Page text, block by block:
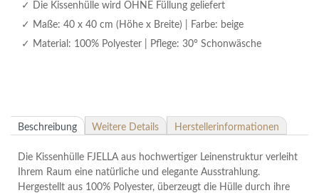
Die Kissenhülle wird OHNE Füllung geliefert
Maße: 40 x 40 cm (Höhe x Breite) | Farbe: beige
Material: 100% Polyester | Pflege: 30° Schonwäsche
Beschreibung Weitere Details Herstellerinformationen
Die Kissenhülle FJELLA aus hochwertiger Leinenstruktur verleiht
Ihrem Raum eine natürliche und elegante Ausstrahlung.
Hergestellt aus 100% Polyester, überzeugt die Hülle durch ihre